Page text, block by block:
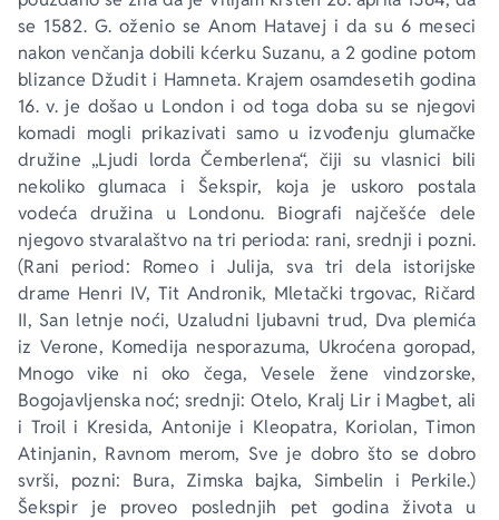
se 1582. G. oženio se Anom Hatavej i da su 6 meseci
nakon venčanja dobili kćerku Suzanu, a 2 godine potom
blizance Džudit i Hamneta. Krajem osamdesetih godina
16. v. je došao u London i od toga doba su se njegovi
komadi mogli prikazivati samo u izvođenju glumačke
družine „Ljudi lorda Čemberlena“, čiji su vlasnici bili
nekoliko glumaca i Šekspir, koja je uskoro postala
vodeća družina u Londonu. Biografi najčešće dele
njegovo stvaralaštvo na tri perioda: rani, srednji i pozni.
(Rani period: Romeo i Julija, sva tri dela istorijske
drame Henri IV, Tit Andronik, Mletački trgovac, Ričard
II, San letnje noći, Uzaludni ljubavni trud, Dva plemića
iz Verone, Komedija nesporazuma, Ukroćena goropad,
Mnogo vike ni oko čega, Vesele žene vindzorske,
Bogojavljenska noć; srednji: Otelo, Kralj Lir i Magbet, ali
i Troil i Kresida, Antonije i Kleopatra, Koriolan, Timon
Atinjanin, Ravnom merom, Sve je dobro što se dobro
svrši, pozni: Bura, Zimska bajka, Simbelin i Perkile.)
Šekspir je proveo poslednjih pet godina života u